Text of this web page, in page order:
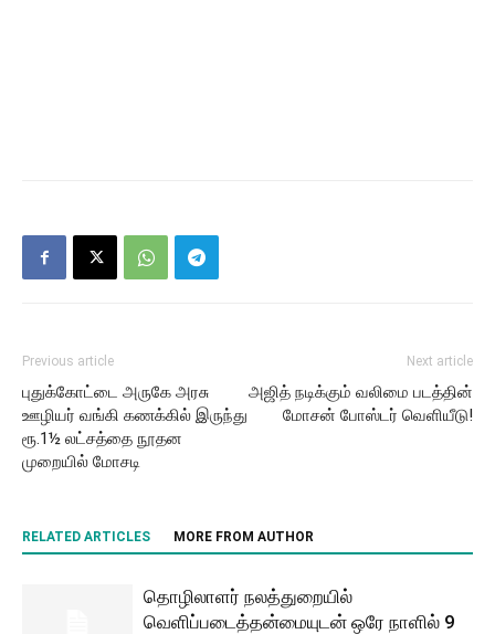
Previous article
புதுக்கோட்டை அருகே அரசு
ஊழியர் வங்கி கணக்கில் இருந்து
ரூ.1½ லட்சத்தை நூதன
முறையில் மோசடி
Next article
அஜித் நடிக்கும் வலிமை படத்தின்
மோசன் போஸ்டர் வெளியீடு!
RELATED ARTICLES MORE FROM AUTHOR
தொழிலாளர் நலத்துறையில்
வெளிப்படைத்தன்மையுடன் ஒரே நாளில் 9